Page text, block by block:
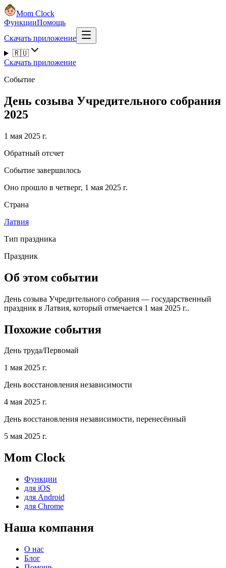
Mom Clock
ФункцииПомощь
Скачать приложение
🇷🇺
Скачать приложение
Событие
День созыва Учредительного собрания
2025
1 мая 2025 г.
Обратный отсчет
Событие завершилось
Оно прошло в четверг, 1 мая 2025 г.
Страна
Латвия
Тип праздника
Праздник
Об этом событии
День созыва Учредительного собрания — государственный
праздник в Латвия, который отмечается 1 мая 2025 г..
Похожие события
День труда/Первомай
1 мая 2025 г.
День восстановления независимости
4 мая 2025 г.
День восстановления независимости, перенесённый
5 мая 2025 г.
Mom Clock
Функции
для iOS
для Android
для Chrome
Наша компания
О нас
Блог